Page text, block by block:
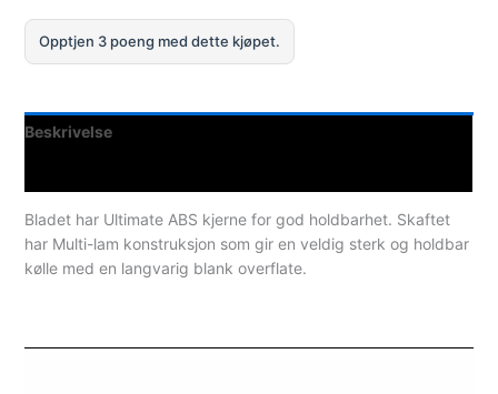
Opptjen 3 poeng med dette kjøpet.
Beskrivelse
Bladet har Ultimate ABS kjerne for god holdbarhet. Skaftet
har Multi-lam konstruksjon som gir en veldig sterk og holdbar
kølle med en langvarig blank overflate.